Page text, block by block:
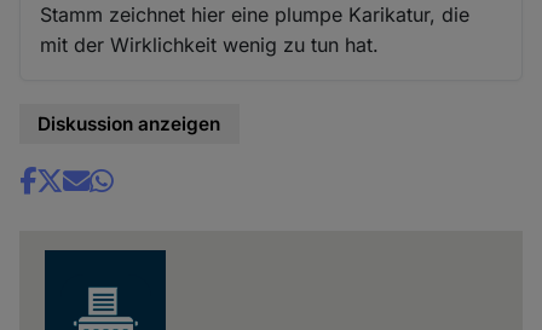
Stamm zeichnet hier eine plumpe Karikatur, die
mit der Wirklichkeit wenig zu tun hat.
Diskussion anzeigen
Share